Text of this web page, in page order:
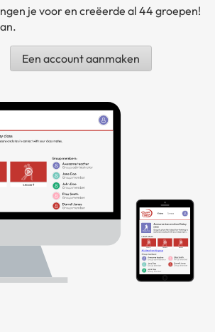
je voor en creëerde al 44 groepen!
Een account aanmaken